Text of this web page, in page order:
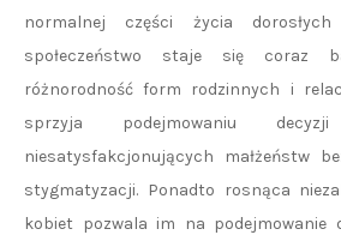
normalnej części życia dorosłych
społeczeństwo staje się coraz
różnorodność form rodzinnych i
sprzyja podejmowaniu
niesatysfakcjonujących małżeństw
stygmatyzacji. Ponadto rosnąca
kobiet pozwala im na podejmowanie